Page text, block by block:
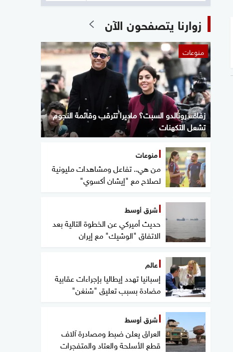
زوارنا يتصفحون الآن
منوعات
زفاف رونالدو السبت؟ ماديرا تترقب وقائمة النجوم
تشعل التكهنات
منوعات
من هي.. تفاعل ومشاهدات مليونية
لصلاح مع "إيشان أكسوي"
شرق أوسط
حديث أميركي عن الخطوة التالية بعد
الاتفاق "الوشيك" مع إيران
عالم
إسبانيا تهدد إيطاليا بإجراءات عقابية
مضادة بسبب تعليق "شنغن"
شرق أوسط
العراق يعلن ضبط ومصادرة آلاف
قطع الأسلحة والعتاد والمتفجرات